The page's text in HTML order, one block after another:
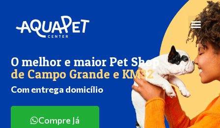
O melhor e maior Pet Shop
de Campo Grande e KM32
Com entrega domicílio
Compre Já